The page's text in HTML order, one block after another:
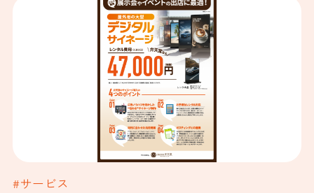
#サービス